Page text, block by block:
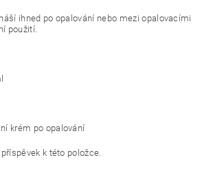
ihned po opalování nebo mezi opalovacími
použití.
krém po opalování
k této položce.